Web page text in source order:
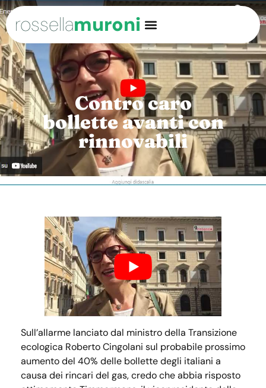
rossellamuroni
Contro caro
bollette avanti con
rinnovabili
Sull’allarme lanciato dal ministro della Transizione
ecologica Roberto Cingolani sul probabile prossimo
aumento del 40% delle bollette degli italiani a
causa dei rincari del gas, credo che abbia risposto